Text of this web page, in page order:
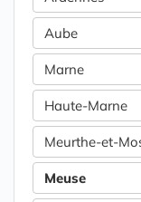
Aube
Marne
Haute-Marne
Meurthe-et-
Meuse